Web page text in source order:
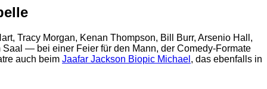
Tracy Morgan, Kenan Thompson, Bill Burr, Arsenio Hall,
— bei einer Feier für den Mann, der Comedy-Formate
auch beim Jaafar Jackson Biopic Michael , das ebenfalls in